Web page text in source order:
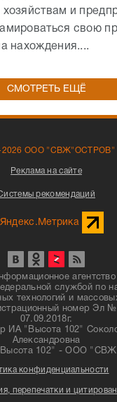
хозяйствам и
свою
нахождения....
СМОТРЕТЬ ЕЩЁ
2026 ООО "СВЖ"ОСТРОВ"
Реклама на сайте
рекомендаций
службой по
технологий и
номер Эл
07.09.2018г.
ИА "Высота 102"
Александровна
"Высота 102" - ООО
конфиденциальности
перепечатки и